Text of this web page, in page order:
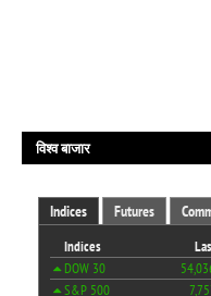
विश्व बाजार